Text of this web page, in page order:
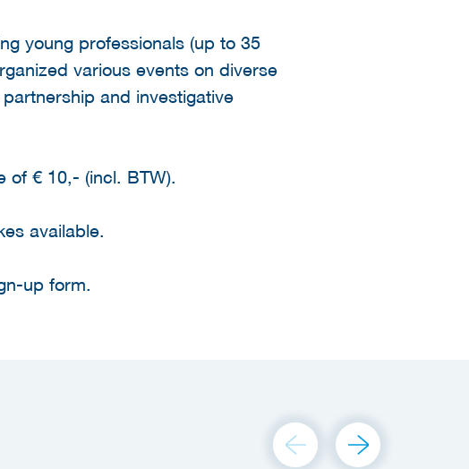
young professionals (up to 35
various events on diverse
and investigative
of € 10,- (incl. BTW).
available.
up form.